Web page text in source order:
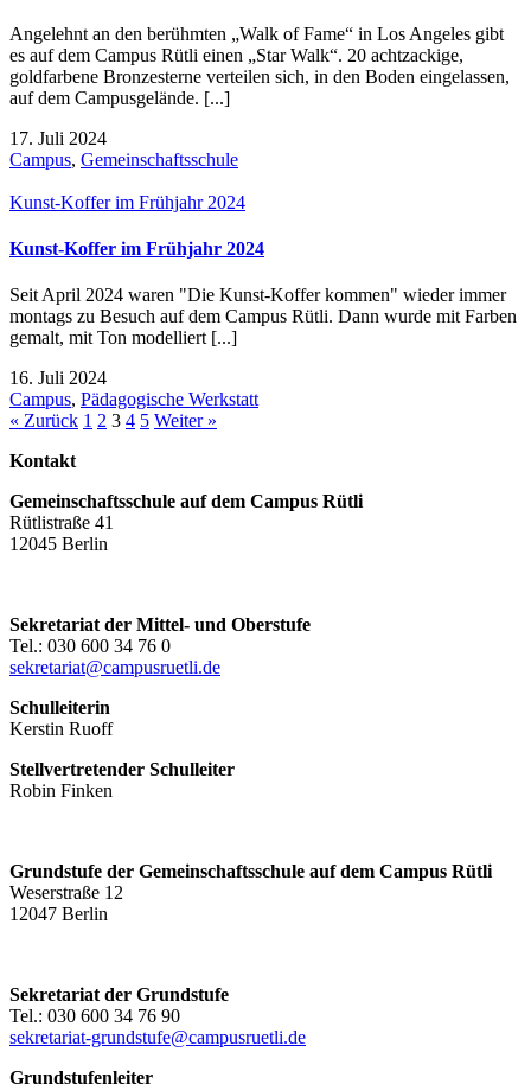
Angelehnt an den berühmten „Walk of Fame“ in Los Angeles gibt
es auf dem Campus Rütli einen „Star Walk“. 20 achtzackige,
goldfarbene Bronzesterne verteilen sich, in den Boden eingelassen,
auf dem Campusgelände. [...]
17. Juli 2024
Campus, Gemeinschaftsschule
Kunst-Koffer im Frühjahr 2024
Kunst-Koffer im Frühjahr 2024
Seit April 2024 waren "Die Kunst-Koffer kommen" wieder immer
montags zu Besuch auf dem Campus Rütli. Dann wurde mit Farben
gemalt, mit Ton modelliert [...]
16. Juli 2024
Campus, Pädagogische Werkstatt
« Zurück 1 2 3 4 5 Weiter »
Kontakt
Gemeinschaftsschule auf dem Campus Rütli
Rütlistraße 41
12045 Berlin
Sekretariat der Mittel- und Oberstufe
Tel.: 030 600 34 76 0
sekretariat@campusruetli.de
Schulleiterin
Kerstin Ruoff
Stellvertretender Schulleiter
Robin Finken
Grundstufe der Gemeinschaftsschule auf dem Campus Rütli
Weserstraße 12
12047 Berlin
Sekretariat der Grundstufe
Tel.: 030 600 34 76 90
sekretariat-grundstufe@campusruetli.de
Grundstufenleiter